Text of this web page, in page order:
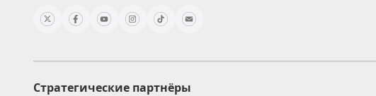
Стратегические партнёры